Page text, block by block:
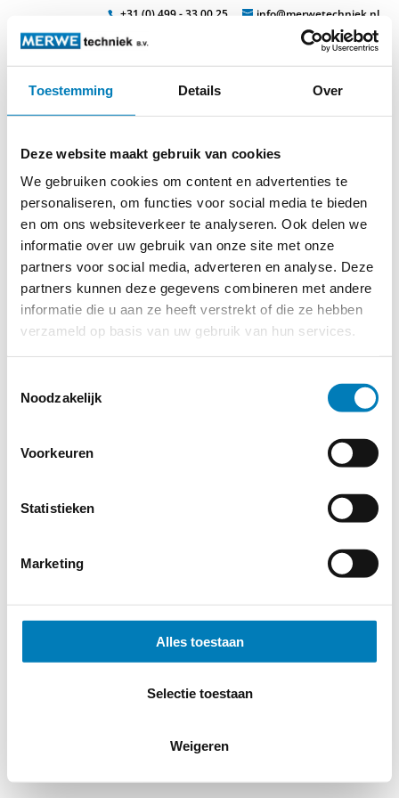
Toestemming Details Over
Deze website maakt gebruik van cookies
We gebruiken cookies om content en advertenties te
personaliseren, om functies voor social media te bieden
en om ons websiteverkeer te analyseren. Ook delen we
informatie over uw gebruik van onze site met onze
partners voor social media, adverteren en analyse. Deze
partners kunnen deze gegevens combineren met andere
informatie die u aan ze heeft verstrekt of die ze hebben
verzameld op basis van uw gebruik van hun services.
Noodzakelijk
Voorkeuren
Statistieken
Marketing
Alles toestaan
Selectie toestaan
Weigeren
+31 (0) 499 - 33 00 25 info@merwetechniek.nl
Veelzijdig in elektrotechnische producten
pict0051_f
© 2026 MERWEtechniek B.V.-Disclaimer -Privacy Policy
Cookieverklaring -Verdere contact gegevens